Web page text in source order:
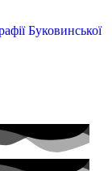
Буковинської